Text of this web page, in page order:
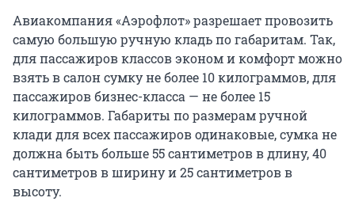
Авиакомпания «Аэрофлот» разрешает провозить
самую большую ручную кладь по габаритам. Так,
для пассажиров классов эконом и комфорт можно
взять в салон сумку не более 10 килограммов, для
пассажиров бизнес-класса — не более 15
килограммов. Габариты по размерам ручной
клади для всех пассажиров одинаковые, сумка не
должна быть больше 55 сантиметров в длину, 40
сантиметров в ширину и 25 сантиметров в
высоту.